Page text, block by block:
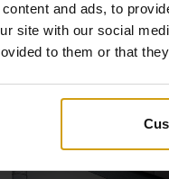
and ads, to
site with our social
to them or that